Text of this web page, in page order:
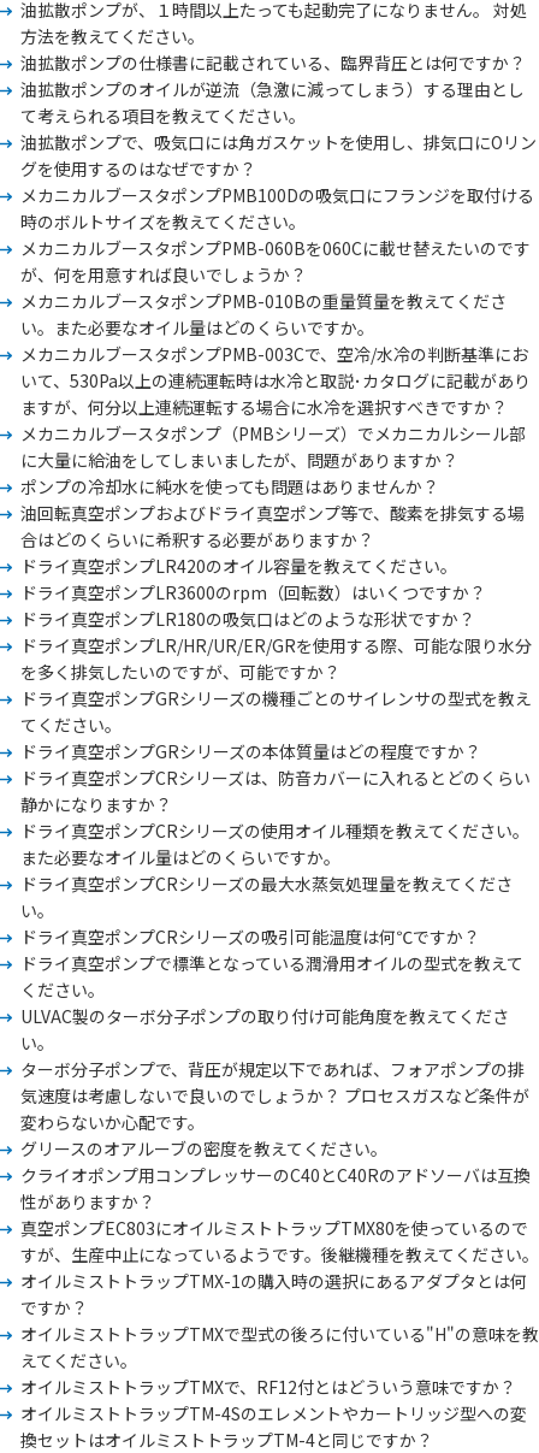
油拡散ポンプが、１時間以上たっても起動完了になりません。 対処
方法を教えてください。
油拡散ポンプの仕様書に記載されている、臨界背圧とは何ですか？
油拡散ポンプのオイルが逆流（急激に減ってしまう）する理由とし
て考えられる項目を教えてください。
油拡散ポンプで、吸気口には角ガスケットを使用し、排気口にOリン
グを使用するのはなぜですか？
メカニカルブースタポンプPMB100Dの吸気口にフランジを取付ける
時のボルトサイズを教えてください。
メカニカルブースタポンプPMB-060Bを060Cに載せ替えたいのです
が、何を用意すれば良いでしょうか？
メカニカルブースタポンプPMB-010Bの重量質量を教えてくださ
い。また必要なオイル量はどのくらいですか。
メカニカルブースタポンプPMB-003Cで、空冷/水冷の判断基準にお
いて、530Pa以上の連続運転時は水冷と取説･カタログに記載があり
ますが、何分以上連続運転する場合に水冷を選択すべきですか？
メカニカルブースタポンプ（PMBシリーズ）でメカニカルシール部
に大量に給油をしてしまいましたが、問題がありますか？
ポンプの冷却水に純水を使っても問題はありませんか？
油回転真空ポンプおよびドライ真空ポンプ等で、酸素を排気する場
合はどのくらいに希釈する必要がありますか？
ドライ真空ポンプLR420のオイル容量を教えてください。
ドライ真空ポンプLR3600のrpm（回転数）はいくつですか？
ドライ真空ポンプLR180の吸気口はどのような形状ですか？
ドライ真空ポンプLR/HR/UR/ER/GRを使用する際、可能な限り水分
を多く排気したいのですが、可能ですか？
ドライ真空ポンプGRシリーズの機種ごとのサイレンサの型式を教え
てください。
ドライ真空ポンプGRシリーズの本体質量はどの程度ですか？
ドライ真空ポンプCRシリーズは、防音カバーに入れるとどのくらい
静かになりますか？
ドライ真空ポンプCRシリーズの使用オイル種類を教えてください。
また必要なオイル量はどのくらいですか。
ドライ真空ポンプCRシリーズの最大水蒸気処理量を教えてくださ
い。
ドライ真空ポンプCRシリーズの吸引可能温度は何℃ですか？
ドライ真空ポンプで標準となっている潤滑用オイルの型式を教えて
ください。
ULVAC製のターボ分子ポンプの取り付け可能角度を教えてくださ
い。
ターボ分子ポンプで、背圧が規定以下であれば、フォアポンプの排
気速度は考慮しないで良いのでしょうか？ プロセスガスなど条件が
変わらないか心配です。
グリースのオアルーブの密度を教えてください。
クライオポンプ用コンプレッサーのC40とC40Rのアドソーバは互換
性がありますか？
真空ポンプEC803にオイルミストトラップTMX80を使っているので
すが、生産中止になっているようです。後継機種を教えてください。
オイルミストトラップTMX-1の購入時の選択にあるアダプタとは何
ですか？
オイルミストトラップTMXで型式の後ろに付いている"H"の意味を教
えてください。
オイルミストトラップTMXで、RF12付とはどういう意味ですか？
オイルミストトラップTM-4Sのエレメントやカートリッジ型への変
換セットはオイルミストトラップTM-4と同じですか？